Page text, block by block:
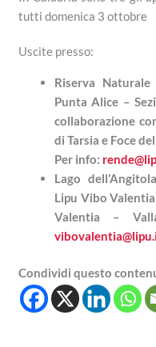
tutti domenica 3 ottobre
Uscite presso:
Riserva
Punta Alice –
collaborazione
di Tarsia e Foce
Per info:
Lago
Lipu Vibo
Valentia –
Condividi questo